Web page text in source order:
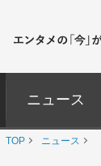
ニュース
TOP ニュース